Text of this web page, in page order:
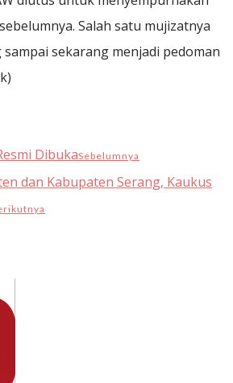
Salah satu mujizatnya
sekarang menjadi pedoman
DibukaSebelumnya
dan Kabupaten Serang, Kaukus